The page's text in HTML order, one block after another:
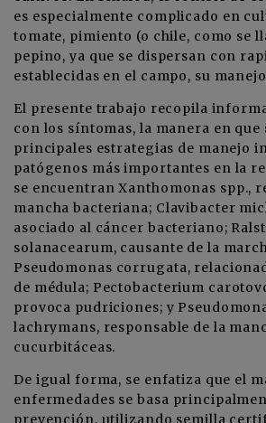
es especialmente complicado en
tomate, pimiento (o chile, como se
pepino, ya que se dispersan con
establecidas en el campo, su
El presente trabajo recopila
con los síntomas, la manera en que
principales estrategias de manejo
patógenos más importantes en la
se encuentran Xanthomonas spp.,
mancha bacteriana; Clavibacter
asociado al cáncer bacteriano;
solanacearum, causante de la
Pseudomonas corrugata,
de médula; Pectobacterium
provoca pudriciones; y
lachrymans, responsable de la
cucurbitáceas.
De igual forma, se enfatiza que el
enfermedades se basa
prevención, utilizando semilla